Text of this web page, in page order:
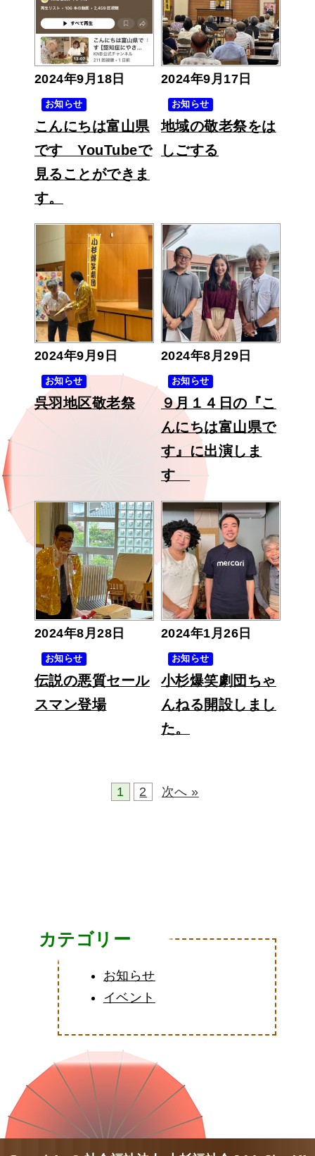
2024年9月18日
お知らせ
こんにちは富山県
です YouTubeで
見ることができま
す。
2024年9月17日
お知らせ
地域の敬老祭をは
しごする
2024年9月9日
お知らせ
呉羽地区敬老祭
2024年8月29日
お知らせ
９月１４日の『こ
んにちは富山県で
す』に出演しま
す
2024年8月28日
お知らせ
伝説の悪質セール
スマン登場
2024年1月26日
お知らせ
小杉爆笑劇団ちゃ
んねる開設しまし
た。
1 2 次へ »
カテゴリー
お知らせ
イベント